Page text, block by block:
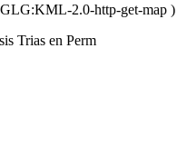
GLG:KML-2.0-http-get-map )
Trias en Perm